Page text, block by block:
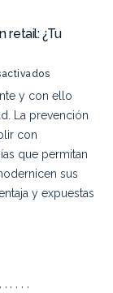
retail: ¿Tu
y con ello
La prevención
con
que permitan
sus
y expuestas